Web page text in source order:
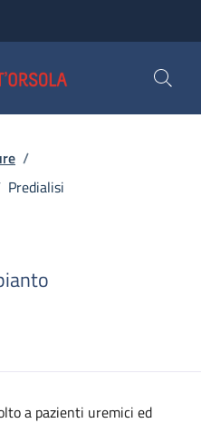
/
Predialisi
a pazienti uremici ed